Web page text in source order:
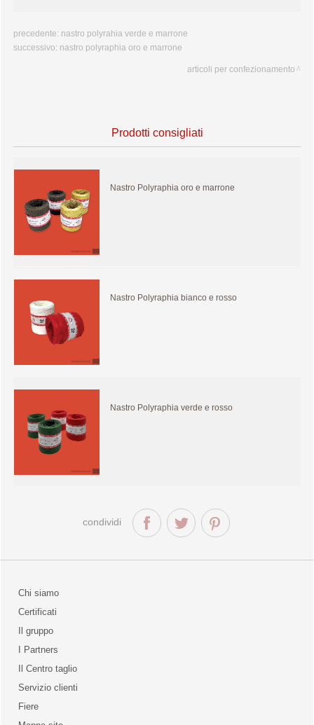
precedente: nastro polyrahia verde e marrone
successivo: nastro polyraphia oro e marrone
articoli per confezionamento
Prodotti consigliati
Nastro Polyraphia oro e marrone
Nastro Polyraphia bianco e rosso
Nastro Polyraphia verde e rosso
condividi
Chi siamo
qualità
Certificati
Il gruppo
I Partners
Il Centro taglio
Servizio clienti
Fiere